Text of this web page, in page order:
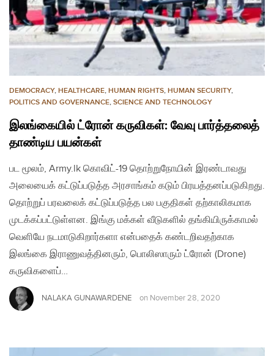
DEMOCRACY, HEALTHCARE, HUMAN RIGHTS, HUMAN SECURITY,
POLITICS AND GOVERNANCE, SCIENCE AND TECHNOLOGY
இலங்கையில் ட்ரோன் கருவிகள்: வேவு பார்த்தலைத்
தாண்டிய பயன்கள்
பட மூலம், Army.lk கொவிட்-19 தொற்றுநோயின் இரண்டாவது
அலையைக் கட்டுப்படுத்த அரசாங்கம் கடும் பிரயத்தனப்படுகிறது.
தொற்றுப் பரவலைக் கட்டுப்படுத்த பல பகுதிகள் தற்காலிகமாக
முடக்கப்பட்டுள்ளன. இங்கு மக்கள் வீடுகளில் தங்கியிருக்காமல்
வெளியே நடமாடுகிறார்களா என்பதைக் கண்டறிவதற்காக
இலங்கை இராணுவத்தினரும், பொலிஸாரும் ட்ரோன் (Drone)
கருவிகளைப்…
NALAKA GUNAWARDENE on November 28, 2020